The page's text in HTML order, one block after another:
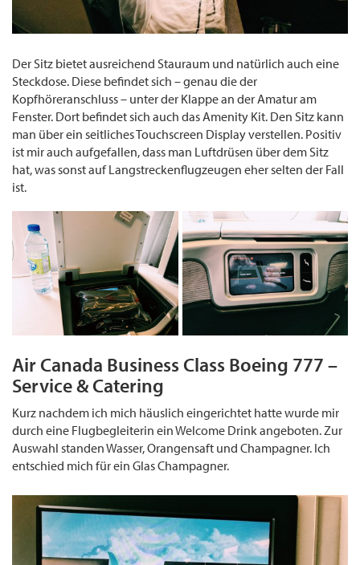
Der Sitz bietet ausreichend Stauraum und natürlich auch eine
Steckdose. Diese befindet sich – genau die der
Kopfhöreranschluss – unter der Klappe an der Amatur am
Fenster. Dort befindet sich auch das Amenity Kit. Den Sitz kann
man über ein seitliches Touchscreen Display verstellen. Positiv
ist mir auch aufgefallen, dass man Luftdrüsen über dem Sitz
hat, was sonst auf Langstreckenflugzeugen eher selten der Fall
ist.
Air Canada Business Class Boeing 777 –
Service & Catering
Kurz nachdem ich mich häuslich eingerichtet hatte wurde mir
durch eine Flugbegleiterin ein Welcome Drink angeboten. Zur
Auswahl standen Wasser, Orangensaft und Champagner. Ich
entschied mich für ein Glas Champagner.